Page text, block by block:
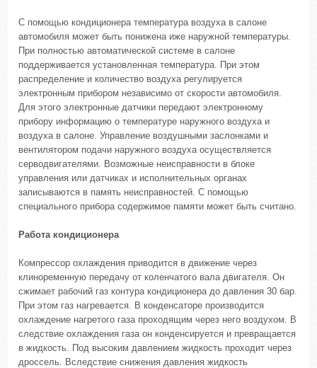
С помощью кондиционера температура воздуха в салоне
автомобиля может быть понижена иже наружной температуры.
При полностью автоматической системе в салоне
поддерживается установленная температура. При этом
распределение и количество воздуха регулируется
электронным прибором независимо от скорости автомобиля.
Для этого электронные датчики передают электронному
прибору информацию о температуре наружного воздуха и
воздуха в салоне. Управление воздушными заслонками и
вентилятором подачи наружного воздуха осуществляется
серводвигателями. Возможные неисправности в блоке
управления или датчиках и исполнительных органах
записываются в память неисправностей. С помощью
специального прибора содержимое памяти может быть считано.
Работа кондиционера
Компрессор охлаждения приводится в движение через
клиноременную передачу от коленчатого вала двигателя. Он
сжимает рабочий газ контура кондиционера до давления 30 бар.
При этом газ нагревается. В конденсаторе производится
охлаждение нагретого газа проходящим через него воздухом. В
следствие охлаждения газа он конденсируется и превращается
в жидкость. Под высоким давлением жидкость проходит через
дроссель. Вследствие снижения давления жидкость